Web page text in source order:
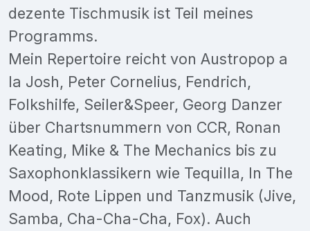
dezente Tischmusik ist Teil meines
Programms.
Mein Repertoire reicht von Austropop a
la Josh, Peter Cornelius, Fendrich,
Folkshilfe, Seiler&Speer, Georg Danzer
über Chartsnummern von CCR, Ronan
Keating, Mike & The Mechanics bis zu
Saxophonklassikern wie Tequilla, In The
Mood, Rote Lippen und Tanzmusik (Jive,
Samba, Cha-Cha-Cha, Fox). Auch